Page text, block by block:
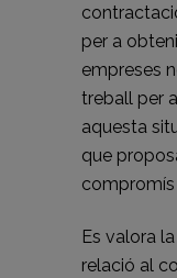
per a
empreses
treball per
aquesta
que
compromís
Es valora
relació al